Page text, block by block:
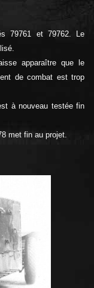
79761 et 79762. Le
apparaître que le
de combat est trop
à nouveau testée fin
met fin au projet.